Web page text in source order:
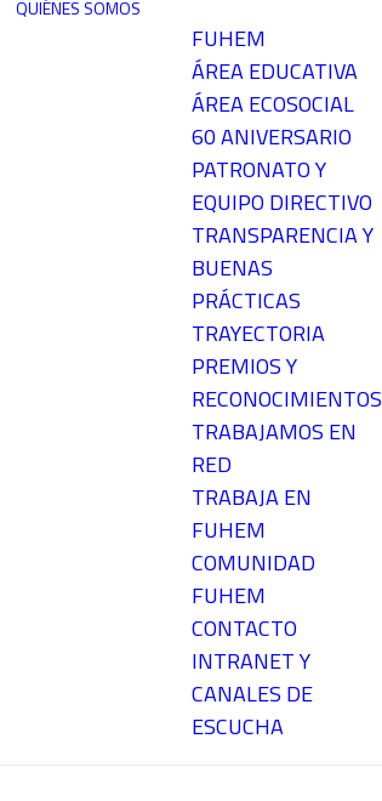
QUIÉNES SOMOS
FUHEM
ÁREA EDUCATIVA
ÁREA ECOSOCIAL
60 ANIVERSARIO
PATRONATO Y
EQUIPO DIRECTIVO
TRANSPARENCIA Y
BUENAS
PRÁCTICAS
TRAYECTORIA
PREMIOS Y
RECONOCIMIENTOS
TRABAJAMOS EN
RED
TRABAJA EN
FUHEM
COMUNIDAD
FUHEM
CONTACTO
INTRANET Y
CANALES DE
ESCUCHA